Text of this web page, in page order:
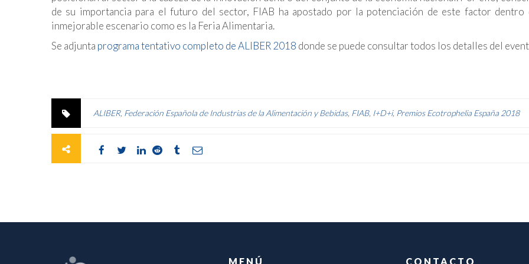
de su importancia para el futuro del sector, FIAB ha apostado por la potenciación de este factor dentro
inmejorable escenario como es la Feria Alimentaria.
Se adjunta programa tentativo completo de ALIBER 2018 donde se puede consultar todos los detalles del
ALIBER, Federación Española de Industrias de la Alimentación y Bebidas, FIAB, I+D+i, Premios Ecotrophelia España 2018
MENÚ CONTACTO